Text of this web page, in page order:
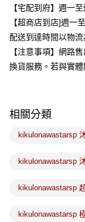
國泰世華商業銀行
臺灣中小企業銀行
匯豐（台灣）商業銀
聯邦商業銀行
元大商業銀行
玉山商業銀行
Apple Pay
街口支付
相關說明
1.本服務由台灣大哥
流程，驗證手機門號
4.訂單成立30分鐘內
ATM付款
運送方式
全家取貨付款
【宅配到府】週一
【超商店到店]週一
配送到達時間以物
【注意事項】網路
換貨服務。若與實
相關分類
kikulonawastarsp
kikulonawastarsp
kikulonawastarsp
kikulonawastarsp